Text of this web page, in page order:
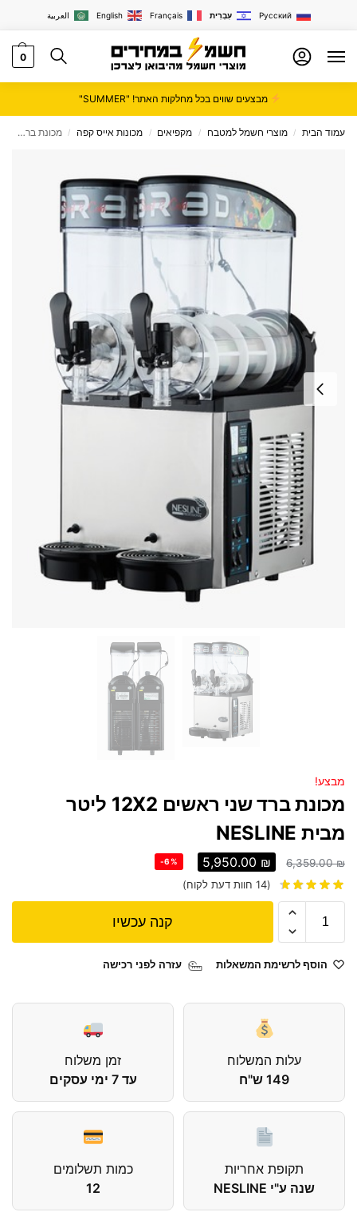
العربية English Français עִבְרִית Русский
0
מבצעים שווים בכל מחלקות האתר! "SUMMER"
עמוד הבית / מוצרי חשמל למטבח / מקפיאים / מכונות אייס קפה / מכונת ברד שני ראשים 12X2 ליטר מבית NESLINE
מבצע!
מכונת ברד שני ראשים 12X2 ליטר
מבית NESLINE
6,359.00₪
5,950.00 ₪
-6%
(
14 חוות דעת לקוח)
קנה עכשיו
הוסף לרשימת המשאלות עזרה לפני רכישה
עלות המשלוח
149 ש"ח
זמן משלוח
עד 7 ימי עסקים
תקופת אחריות
שנה ע"י NESLINE
כמות תשלומים
12